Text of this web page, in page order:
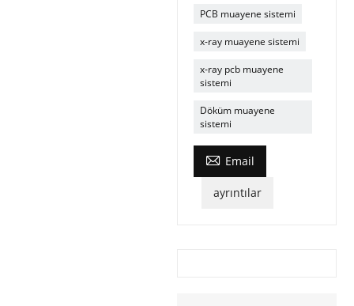
PCB muayene sistemi
x-ray muayene sistemi
x-ray pcb muayene
sistemi
Döküm muayene
sistemi
 Email
ayrıntılar